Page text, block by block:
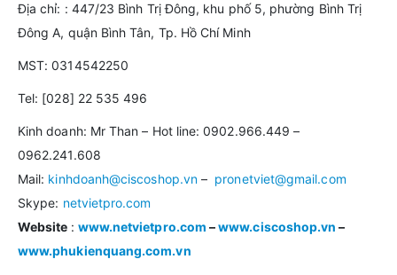
Địa chỉ: : 447/23 Bình Trị Đông, khu phố 5, phường Bình Trị
Đông A, quận Bình Tân, Tp. Hồ Chí Minh
MST: 0314542250
Tel: [028] 22 535 496
Kinh doanh: Mr Than – Hot line: 0902.966.449 –
0962.241.608
Mail: kinhdoanh@ciscoshop.vn– pronetviet@gmail.com
Skype: netvietpro.com
Website : www.netvietpro.com –www.ciscoshop.vn –
www.phukienquang.com.vn